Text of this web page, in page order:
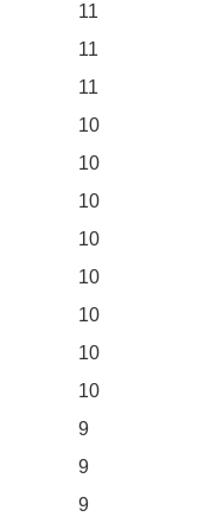
11
11
11
10
10
10
10
10
10
10
10
9
9
9